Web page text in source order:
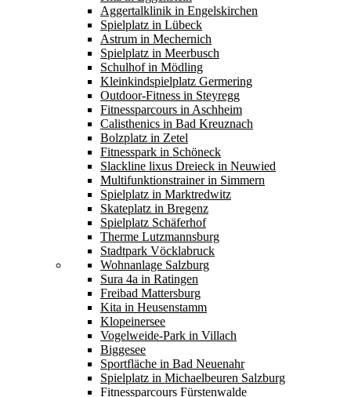
Aggertalklinik in Engelskirchen
Spielplatz in Lübeck
Astrum in Mechernich
Spielplatz in Meerbusch
Schulhof in Mödling
Kleinkindspielplatz Germering
Outdoor-Fitness in Steyregg
Fitnessparcours in Aschheim
Calisthenics in Bad Kreuznach
Bolzplatz in Zetel
Fitnesspark in Schöneck
Slackline lixus Dreieck in Neuwied
Multifunktionstrainer in Simmern
Spielplatz in Marktredwitz
Skateplatz in Bregenz
Spielplatz Schäferhof
Therme Lutzmannsburg
Stadtpark Vöcklabruck
Wohnanlage Salzburg
Sura 4a in Ratingen
Freibad Mattersburg
Kita in Heusenstamm
Klopeinersee
Vogelweide-Park in Villach
Biggesee
Sportfläche in Bad Neuenahr
Spielplatz in Michaelbeuren Salzburg
Fitnessparcours Fürstenwalde